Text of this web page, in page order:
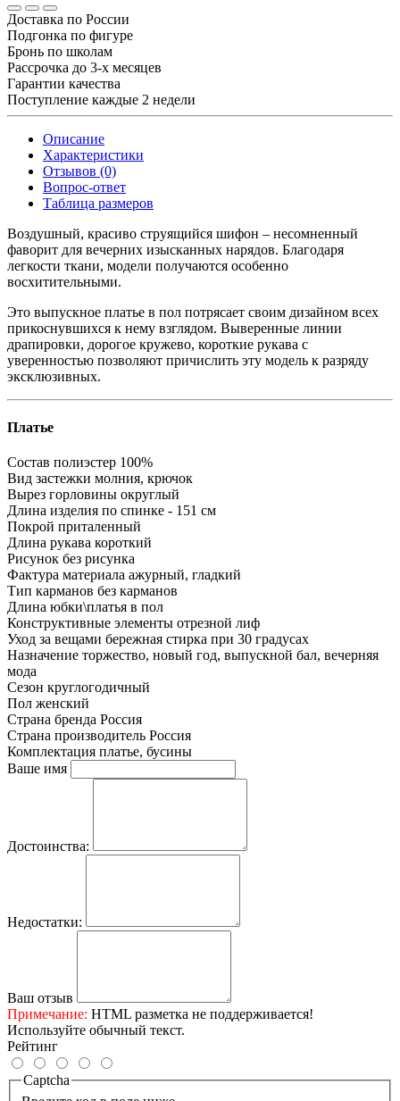
Доставка по России
Подгонка по фигуре
Бронь по школам
Рассрочка до 3-х месяцев
Гарантии качества
Поступление каждые 2 недели
Описание
Характеристики
Отзывов (0)
Вопрос-ответ
Таблица размеров
Воздушный, красиво струящийся шифон – несомненный
фаворит для вечерних изысканных нарядов. Благодаря
легкости ткани, модели получаются особенно
восхитительными.
Это выпускное платье в пол потрясает своим дизайном всех
прикоснувшихся к нему взглядом. Выверенные линии
драпировки, дорогое кружево, короткие рукава с
уверенностью позволяют причислить эту модель к разряду
эксклюзивных.
Платье
Состав полиэстер 100%
Вид застежки молния, крючок
Вырез горловины округлый
Длина изделия по спинке - 151 см
Покрой приталенный
Длина рукава короткий
Рисунок без рисунка
Фактура материала ажурный, гладкий
Тип карманов без карманов
Длина юбки\платья в пол
Конструктивные элементы отрезной лиф
Уход за вещами бережная стирка при 30 градусах
Назначение торжество, новый год, выпускной бал, вечерняя
мода
Сезон круглогодичный
Пол женский
Страна бренда Россия
Страна производитель Россия
Комплектация платье, бусины
Ваше имя
Достоинства:
Недостатки:
Ваш отзыв
Примечание: HTML разметка не поддерживается!
Используйте обычный текст.
Рейтинг
Captcha